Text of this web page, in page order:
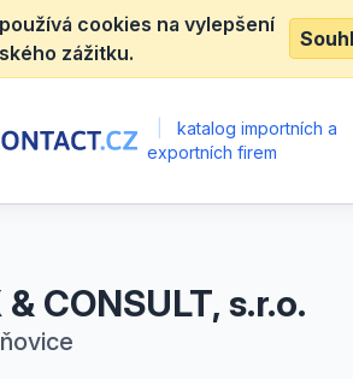
cookies na vylepšení
zážitku.
katalog importních a
exportních firem
CONSULT, s.r.o.